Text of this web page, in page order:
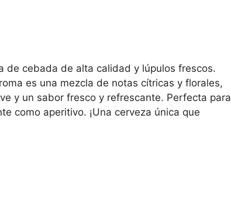
de cebada de alta calidad y lúpulos frescos.
es una mezcla de notas cítricas y florales,
y un sabor fresco y refrescante. Perfecta para
como aperitivo. ¡Una cerveza única que